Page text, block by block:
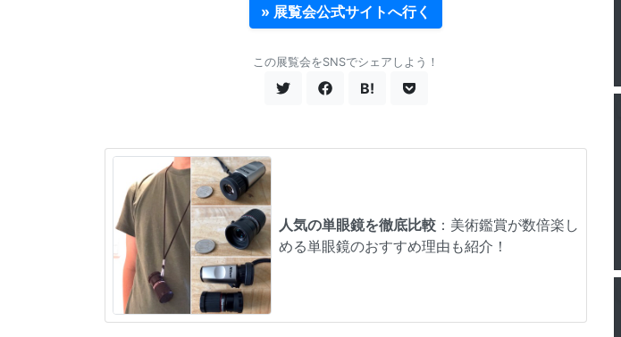
» 展覧会公式サイトへ行く
この展覧会をSNSでシェアしよう！
B!
人気の単眼鏡を徹底比較 ：美術鑑賞が数倍楽し
める単眼鏡のおすすめ理由も紹介！